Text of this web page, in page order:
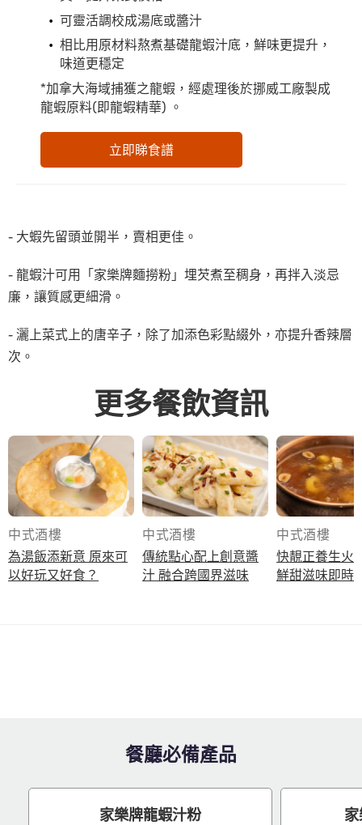
可靈活調校成湯底或醬汁
相比用原材料熬煮基礎龍蝦汁底，鮮味更提升，
味道更穩定
*加拿大海域捕獲之龍蝦，經處理後於挪威工廠製成
龍蝦原料(即龍蝦精華) 。
立即睇食譜
- 大蝦先留頭並開半，賣相更佳。
- 龍蝦汁可用「家樂牌麵撈粉」埋芡煮至稠身，再拌入淡忌
廉，讓質感更細滑。
- 灑上菜式上的唐辛子，除了加添色彩點綴外，亦提升香辣層
次。
更多餐飲資訊
中式酒樓
為湯飯添新意 原來可
以好玩又好食？
中式酒樓
傳統點心配上創意醬
汁 融合跨國界滋味
中式酒樓
快靚正養生火
鮮甜滋味即時
餐廳必備產品
家樂牌龍蝦汁粉